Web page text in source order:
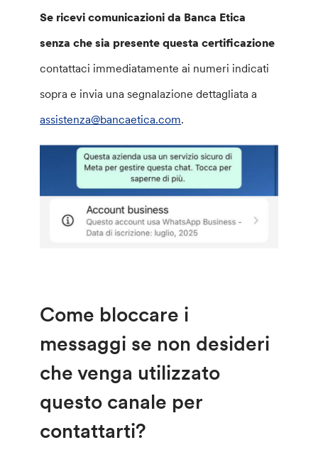
Se ricevi comunicazioni da Banca Etica
senza che sia presente questa certificazione
contattaci immediatamente ai numeri indicati
sopra e invia una segnalazione dettagliata a
assistenza@bancaetica.com.
Come bloccare i
messaggi se non desideri
che venga utilizzato
questo canale per
contattarti?